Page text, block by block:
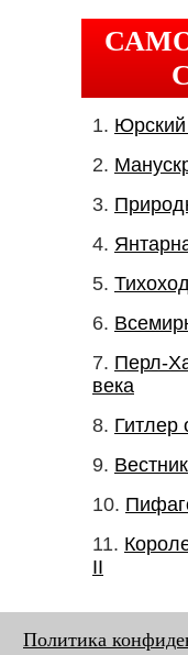
Перл-
века
Гитлер
II
Политика